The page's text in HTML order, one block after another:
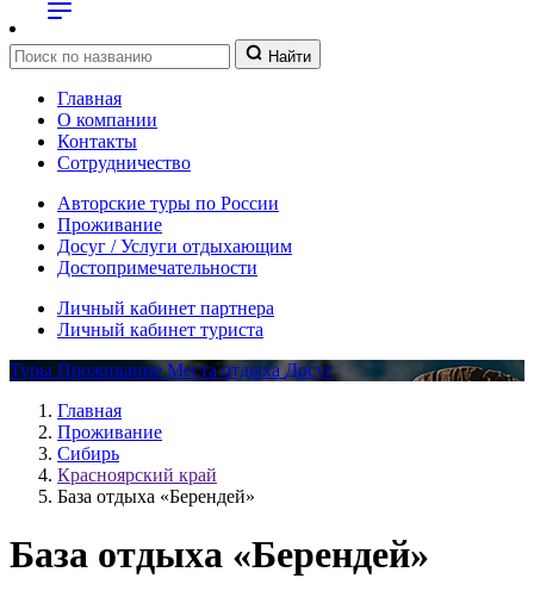
Найти
Главная
О компании
Контакты
Сотрудничество
Авторские туры по России
Проживание
Досуг / Услуги отдыхающим
Достопримечательности
Личный кабинет партнера
Личный кабинет туриста
Туры ПроживаниеМеста отдыха Досуг
Главная
Проживание
Сибирь
Красноярский край
База отдыха «Берендей»
База отдыха «Берендей»